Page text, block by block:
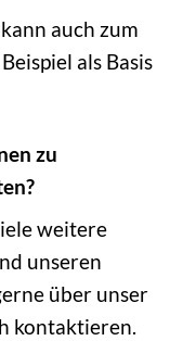
auch zum
als Basis
zu
weitere
unseren
über unser
kontaktieren.